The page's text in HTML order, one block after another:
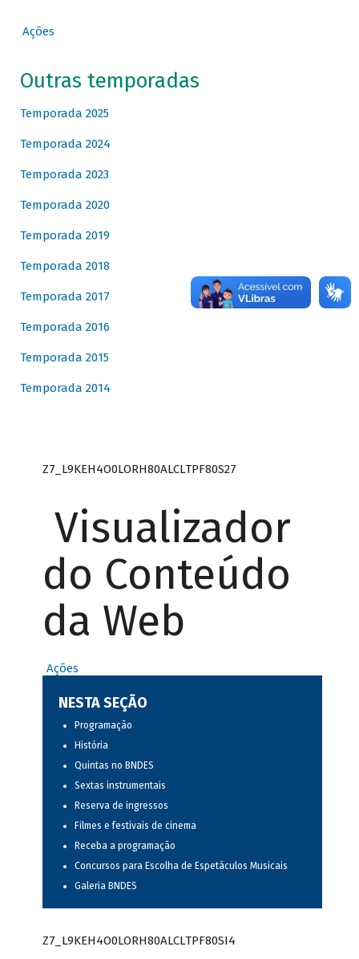
Ações
Outras temporadas
Temporada 2025
Temporada 2024
Temporada 2023
Temporada 2020
Temporada 2019
Temporada 2018
Temporada 2017
Temporada 2016
Temporada 2015
Temporada 2014
Z7_L9KEH4O0LORH80ALCLTPF80S27
Visualizador
do Conteúdo
da Web
Ações
NESTA SEÇÃO
Programação
História
Quintas no BNDES
Sextas instrumentais
Reserva de ingressos
Filmes e festivais de cinema
Receba a programação
Concursos para Escolha de Espetáculos Musicais
Galeria BNDES
Z7_L9KEH4O0LORH80ALCLTPF80SI4